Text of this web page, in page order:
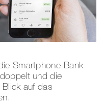
Smartphone-Bank
und die
auf das